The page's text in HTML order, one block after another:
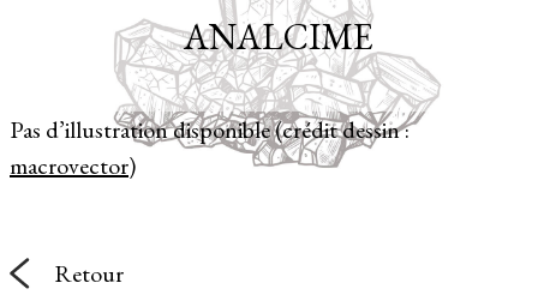
Liens et ressources
Pas d’illustration disponible (crédit dessin :
macrovector)
ANALCIME
Retour